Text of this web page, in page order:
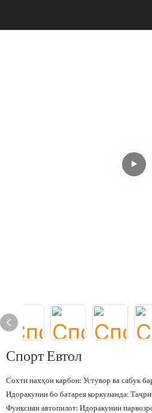
Спорт Евтол
Сохти нахҳои карбон: Устувор ва сабук
Идоракунии бо батарея коркунанда:
Функсияи автопилот: Идоракунии